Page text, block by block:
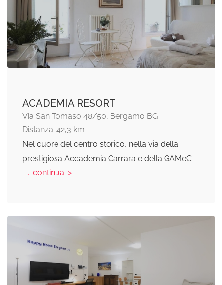
ACADEMIA RESORT
Via San Tomaso 48/50, Bergamo BG
Distanza: 42,3 km
Nel cuore del centro storico, nella via della
prestigiosa Accademia Carrara e della GAMeC
... continua: >